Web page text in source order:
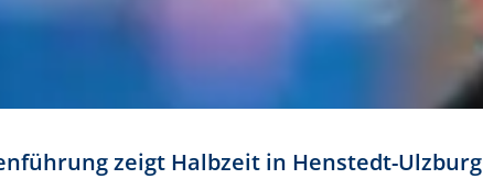
zeigt Halbzeit in Henstedt-Ulzburg